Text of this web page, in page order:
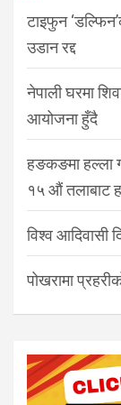
टाइफुन
उडान रद्द
नेपाली घरमा
आयोजना हुँदै
हङकङमा हल्ला
१५ औं तलाबाट
विश्व आदिवासी
पोखरामा